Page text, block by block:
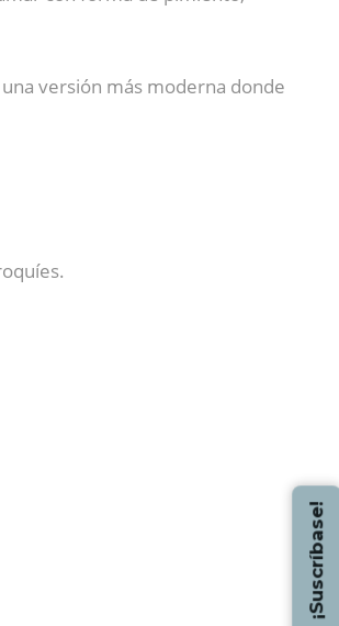
versión más moderna donde
¡Suscríbase!